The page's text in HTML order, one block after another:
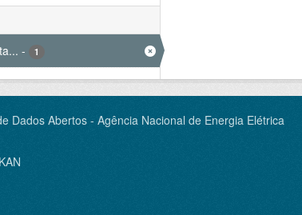
- 1
Dados Abertos - Agência Nacional de Energia Elétrica